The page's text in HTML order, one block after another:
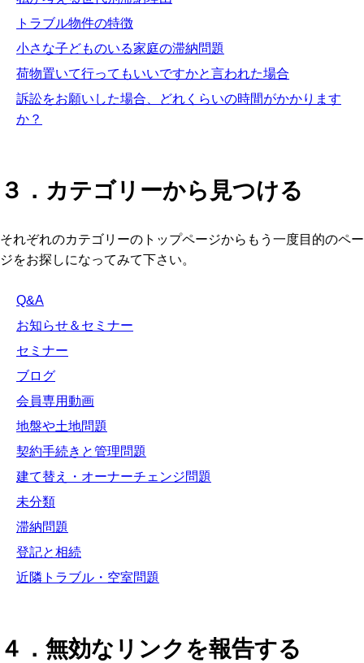
トラブル物件の特徴
小さな子どものいる家庭の滞納問題
荷物置いて行ってもいいですかと言われた場合
訴訟をお願いした場合、どれくらいの時間がかかります
か？
３．カテゴリーから見つける
それぞれのカテゴリーのトップページからもう一度目的のペー
ジをお探しになってみて下さい。
Q&A
お知らせ＆セミナー
セミナー
ブログ
会員専用動画
地盤や土地問題
契約手続きと管理問題
建て替え・オーナーチェンジ問題
未分類
滞納問題
登記と相続
近隣トラブル・空室問題
４．無効なリンクを報告する